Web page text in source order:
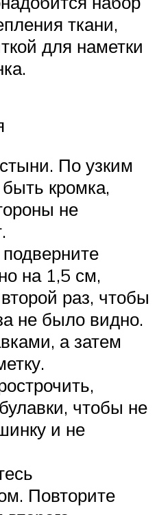
ткани,
для наметки
По узким
кромка,
не
на 1,5 см,
раз, чтобы
не было видно.
а затем
чтобы не
и не
Повторите